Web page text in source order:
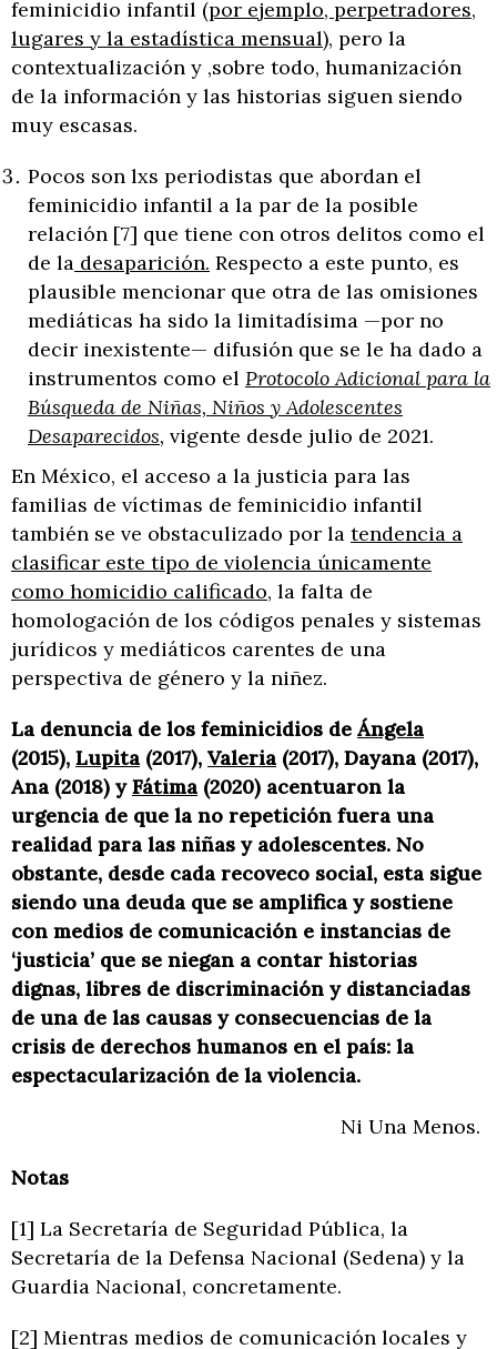
feminicidio infantil (por ejemplo, perpetradores,
lugares y la estadística mensual), pero la
contextualización y ,sobre todo, humanización
de la información y las historias siguen siendo
muy escasas.
Pocos son lxs periodistas que abordan el
feminicidio infantil a la par de la posible
relación [7] que tiene con otros delitos como el
de la desaparición. Respecto a este punto, es
plausible mencionar que otra de las omisiones
mediáticas ha sido la limitadísima —por no
decir inexistente— difusión que se le ha dado a
instrumentos como el Protocolo Adicional para la
Búsqueda de Niñas, Niños y Adolescentes
Desaparecidos, vigente desde julio de 2021.
En México, el acceso a la justicia para las
familias de víctimas de feminicidio infantil
también se ve obstaculizado por la tendencia a
clasificar este tipo de violencia únicamente
como homicidio calificado, la falta de
homologación de los códigos penales y sistemas
jurídicos y mediáticos carentes de una
perspectiva de género y la niñez.
La denuncia de los feminicidios de Ángela
(2015), Lupita (2017), Valeria (2017), Dayana (2017),
Ana (2018) yFátima (2020) acentuaron la
urgencia de que la no repetición fuera una
realidad para las niñas y adolescentes. No
obstante, desde cada recoveco social, esta sigue
siendo una deuda que se amplifica y sostiene
con medios de comunicación e instancias de
‘justicia’ que se niegan a contar historias
dignas, libres de discriminación y distanciadas
de una de las causas y consecuencias de la
crisis de derechos humanos en el país: la
espectacularización de la violencia.
Ni Una Menos.
Notas
[1] La Secretaría de Seguridad Pública, la
Secretaría de la Defensa Nacional (Sedena) y la
Guardia Nacional, concretamente.
[2] Mientras medios de comunicación locales y